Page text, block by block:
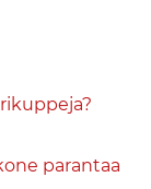
parantaa